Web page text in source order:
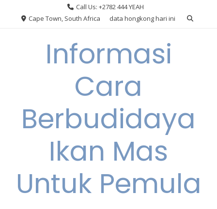
Call Us: +2782 444 YEAH
Cape Town, South Africa
data hongkong hari ini
Informasi
Cara
Berbudidaya
Ikan Mas
Untuk Pemula